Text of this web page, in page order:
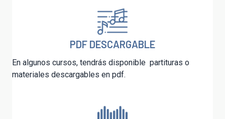
PDF DESCARGABLE
En algunos cursos, tendrás disponible partituras o
materiales descargables en pdf.